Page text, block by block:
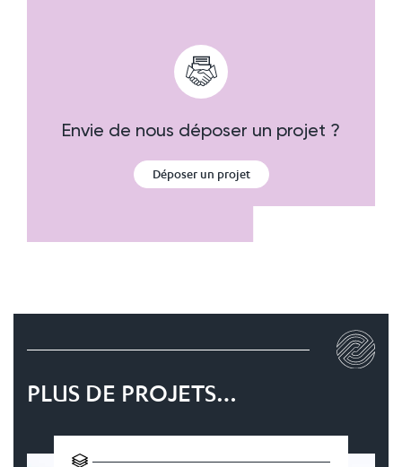
Envie de nous déposer un projet ?
Déposer un projet
PLUS DE PROJETS…